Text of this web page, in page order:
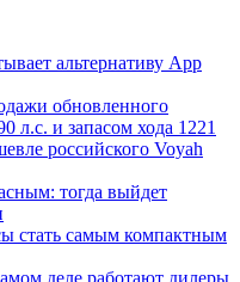
альтернативу App
обновленного
л.с. и запасом хода 1221
российского Voyah
тогда выйдет
стать самым компактным
деле работают дилеры